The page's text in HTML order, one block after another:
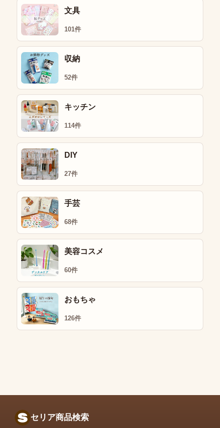
文具
101件
収納
52件
キッチン
114件
DIY
27件
手芸
68件
美容コスメ
60件
おもちゃ
126件
セリア商品検索